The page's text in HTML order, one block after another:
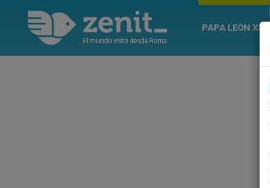
PAPA LEÓN XIV